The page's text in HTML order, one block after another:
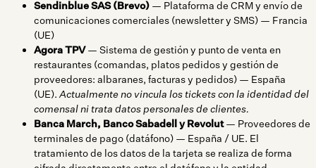
Sendinblue SAS (Brevo) — Plataforma de CRM y envío de
comunicaciones comerciales (newsletter y SMS) — Francia
(UE)
Agora TPV— Sistema de gestión y punto de venta en
restaurantes (comandas, platos pedidos y gestión de
proveedores: albaranes, facturas y pedidos) — España
(UE). Actualmente no vincula los tickets con la identidad del
comensal ni trata datos personales de clientes.
Banca March, Banco Sabadell y Revolut— Proveedores de
terminales de pago (datáfono) — España / UE. El
tratamiento de los datos de la tarjeta se realiza de forma